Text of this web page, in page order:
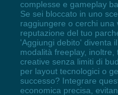
complesse e gameplay
Se sei bloccato in uno
raggiungere o cerchi una
reputazione del tuo
'Aggiungi debito' diventa
modalità freeplay,
creative senza limiti di
per layout tecnologici o
successo? Integrare
economica precisa,